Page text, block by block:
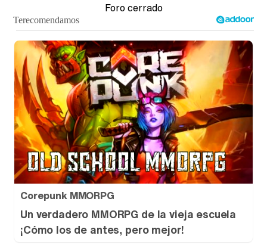
Foro cerrado
Corepunk MMORPG
Un verdadero MMORPG de la vieja escuela
¡Cómo los de antes, pero mejor!